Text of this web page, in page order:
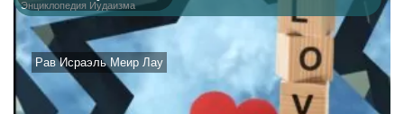
Энциклопедия Иудаизма
Рав Исраэль Меир Лау